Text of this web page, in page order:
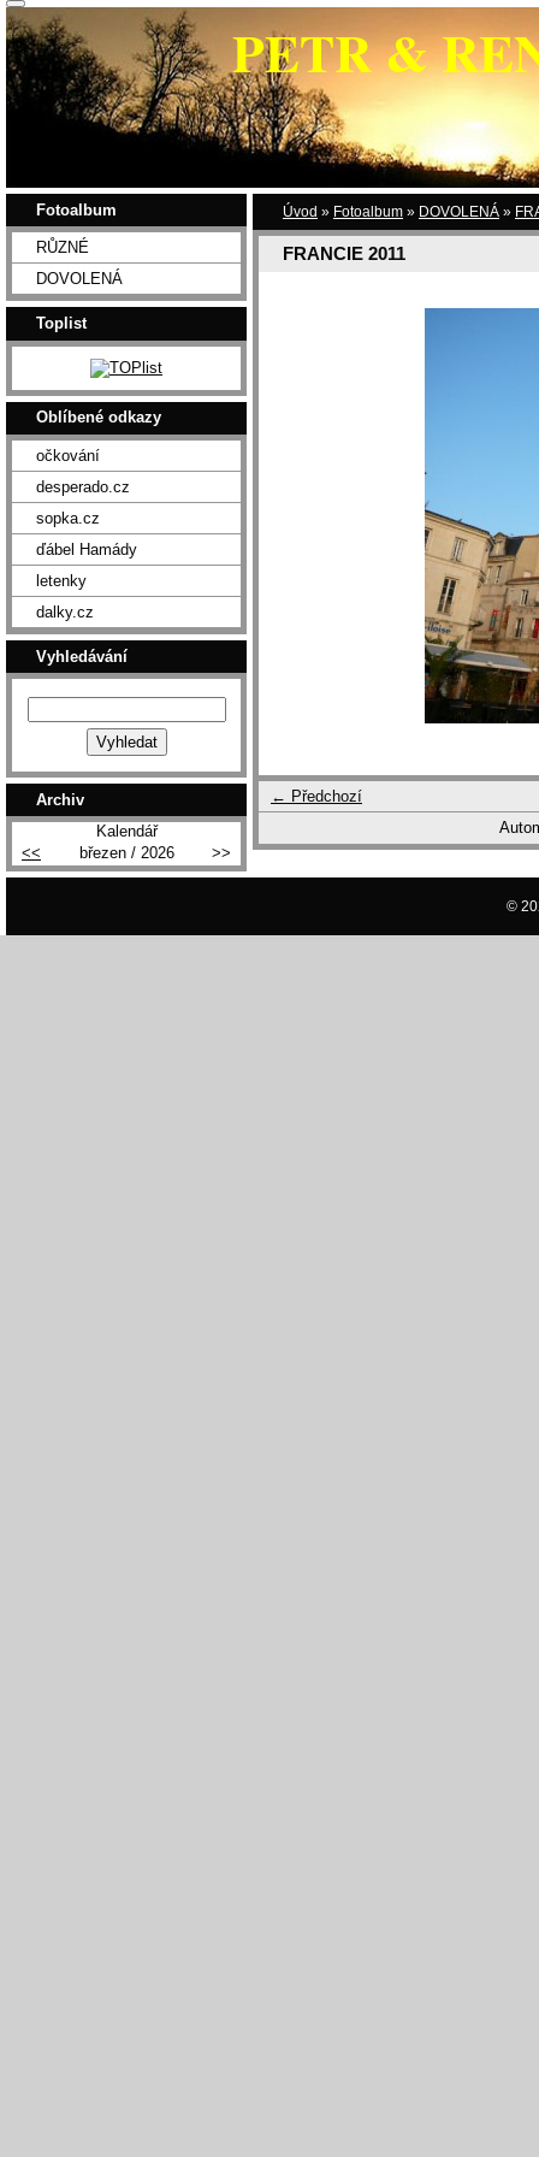
PETR &
Úvod » Fotoalbum » DOVOLENÁ »
FRANCIE 2011
← Předchozí
Fotoalbum
RŮZNÉ
DOVOLENÁ
Toplist
Oblíbené odkazy
očkování
desperado.cz
sopka.cz
ďábel Hamády
letenky
dalky.cz
Vyhledávání
Archiv
Kalendář
<<
březen / 2026 >>
©